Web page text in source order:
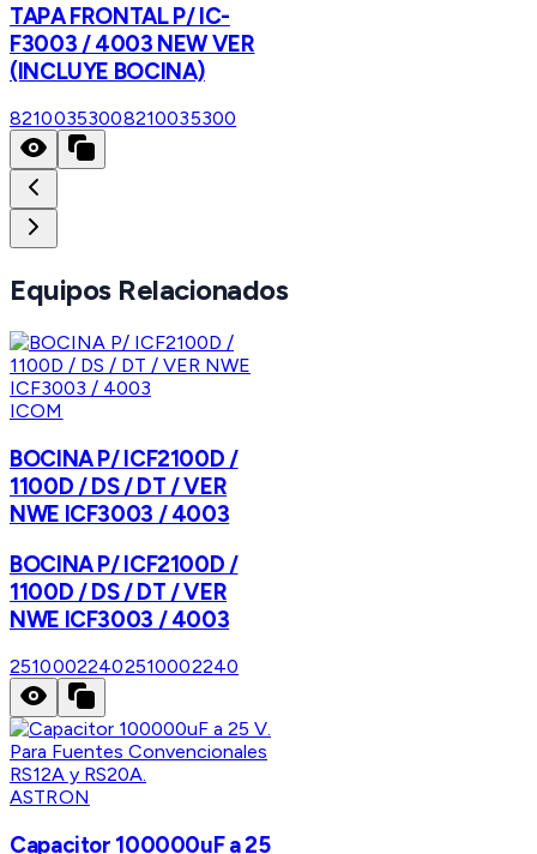
TAPA FRONTAL P/ IC-
F3003 / 4003 NEW VER
(INCLUYE BOCINA)
82100353008210035300
Equipos Relacionados
ICOM
BOCINA P/ ICF2100D /
1100D / DS / DT / VER
NWE ICF3003 / 4003
BOCINA P/ ICF2100D /
1100D / DS / DT / VER
NWE ICF3003 / 4003
25100022402510002240
ASTRON
Capacitor 100000uF a 25